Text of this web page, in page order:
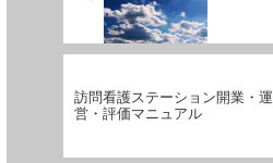
訪問看護ステーション開業・運
営・評価マニュアル